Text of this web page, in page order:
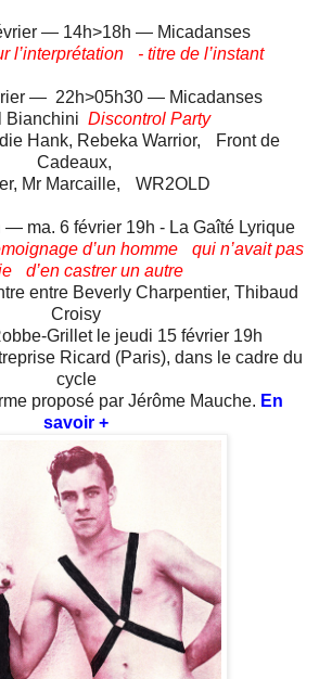
— 14h>18h — Micadanses
l’interprétation - titre de l’instant
— 22h>05h30 — Micadanses
Bianchini Discontrol Party
Hank, Rebeka Warrior, Front de
Cadeaux,
Mr Marcaille, WR2OLD
— ma. 6 février 19h - La Gaîté Lyrique
d’un homme qui n’avait pas
d’en castrer un autre
entre Beverly Charpentier, Thibaud
Croisy
Grillet le jeudi 15 février 19h
Ricard (Paris), dans le cadre du
cycle
proposé par Jérôme Mauche. En
savoir +